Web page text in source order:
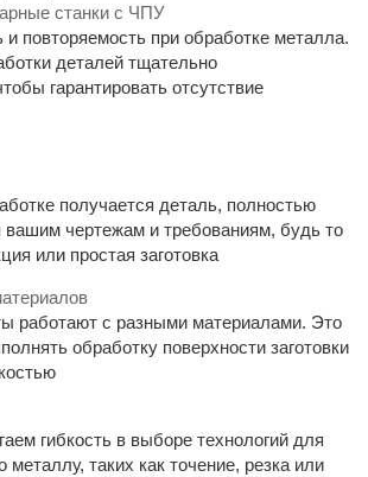
станки с ЧПУ
и повторяемость при обработке металла.
деталей тщательно
гарантировать отсутствие
получается деталь, полностью
вашим чертежам и требованиям, будь то
или простая заготовка
работают с разными материалами. Это
обработку поверхности заготовки
гибкость в выборе технологий для
металлу, таких как точение, резка или